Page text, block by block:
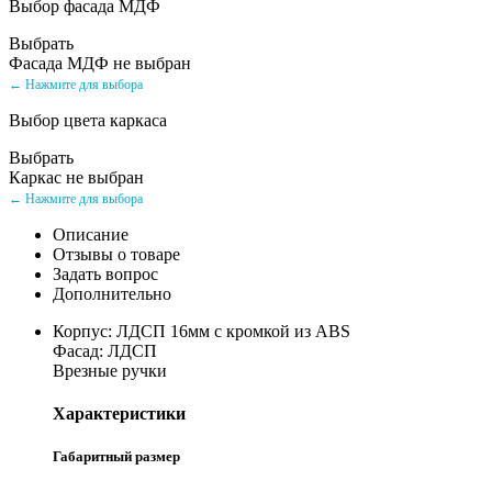
Выбор фасада МДФ
Выбрать
Фасада МДФ не выбран
← Нажмите для выбора
Выбор цвета каркаса
Выбрать
Каркас не выбран
← Нажмите для выбора
Описание
Отзывы о товаре
Задать вопрос
Дополнительно
Корпус: ЛДСП 16мм с кромкой из ABS
Фасад: ЛДСП
Врезные ручки
Характеристики
Габаритный размер